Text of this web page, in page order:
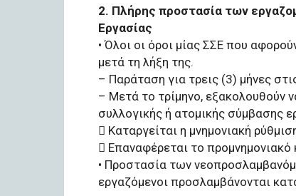
2. Πλήρης προστασία των
Εργασίας
• Όλοι οι όροι μίας ΣΣΕ που
μετά τη λήξη της.
– Παράταση για τρεις (3) μήνες
– Μετά το τρίμηνο, εξακολουθούν
συλλογικής ή ατομικής σύμβασης
 Καταργείται η μνημονιακή
 Επαναφέρεται το
• Προστασία των
εργαζόμενοι προσλαμβάνονται